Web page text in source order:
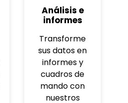
Análisis e
informes
Transforme
sus datos en
informes y
cuadros de
mando con
nuestros